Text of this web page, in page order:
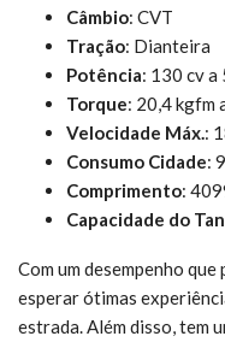
Câmbio: CVT
Tração: Dianteira
Potência: 130 cv a
Torque: 20,4 kgfm
Velocidade Máx.:
Consumo Cidade:
Comprimento:
Capacidade do
Com um desempenho
esperar ótimas
estrada. Além disso, tem